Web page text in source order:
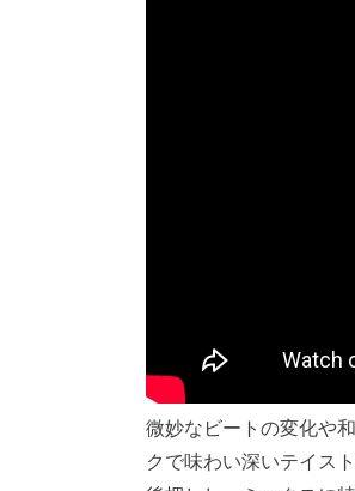
微妙なビートの変化や
クで味わい深いテイス